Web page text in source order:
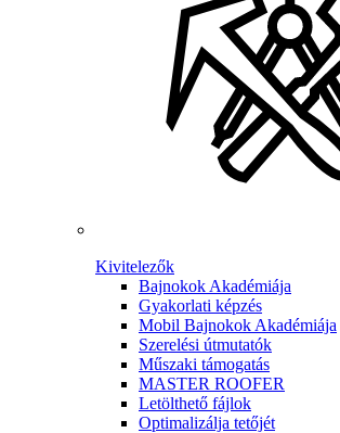
Kivitelezők
Bajnokok Akadémiája
Gyakorlati képzés
Mobil Bajnokok Akadémiája
Szerelési útmutatók
Műszaki támogatás
MASTER ROOFER
Letölthető fájlok
Optimalizálja tetőjét